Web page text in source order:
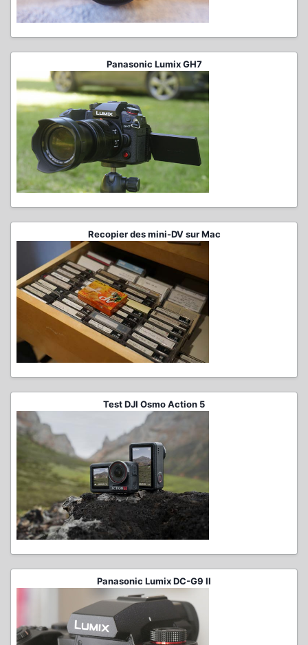
Panasonic Lumix GH7
Recopier des mini-DV sur Mac
Test DJI Osmo Action 5
Panasonic Lumix DC-G9 II